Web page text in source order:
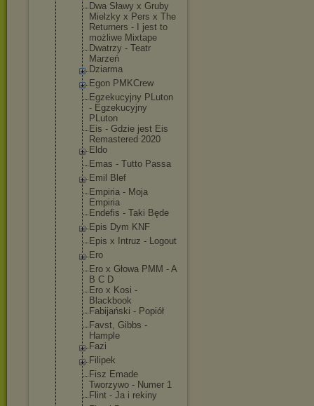
Dwa Sławy x Gruby
Mielzky x Pers x The
Returners - I jest to
możliwe Mixtape
Dwatrzy - Teatr
Marzeń
Dziarma
Egon PMKCrew
Egzekucyjny PLuton
- Egzekucyjny
PLuton
Eis - Gdzie jest Eis
Remastered 2020
Eldo
Emas - Tutto Passa
Emil Blef
Empiria - Moja
Empiria
Endefis - Taki Będe
Epis Dym KNF
Epis x Intruz - Logout
Ero
Ero x Głowa PMM - A
B C D
Ero x Kosi -
Blackbook
Fabijański - Popiół
Favst, Gibbs -
Hample
Fazi
Filipek
Fisz Emade
Tworzywo - Numer 1
Flint - Ja i rekiny